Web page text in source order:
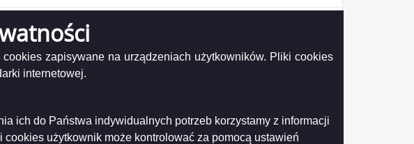
zapisywane na urządzeniach użytkowników. Pliki cookies
internetowej.
ich do Państwa indywidualnych potrzeb korzystamy z informacji
użytkownik może kontrolować za pomocą ustawień
Miejskiej w